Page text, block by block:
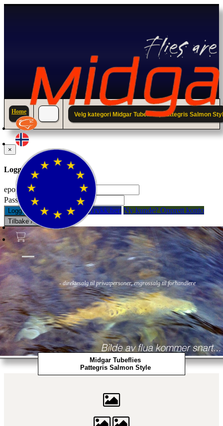
Fluer Fluefiske Fluebinding Kurs & Guiding
- direktesalg til privatpersoner, engrossalg til forhandlere
Home Velg kategori Midgar Tubeflies; Pattegris Salmon
×
Logg inn til din konto.
epostadresse:
Passord:
Logg inn Glemt passord? Trykk her. Ny kunde? Opprett konto
Tilbake / Lukk
Midgar Tubeflies
Pattegris Salmon Style